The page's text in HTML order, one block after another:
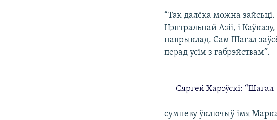
“Так далёка можна
Цэнтральнай Азіі, і
напрыклад. Сам Шагал
перад усім з габрэйствам”.
Сяргей Харэўскі:
сумневу ўключыў імя